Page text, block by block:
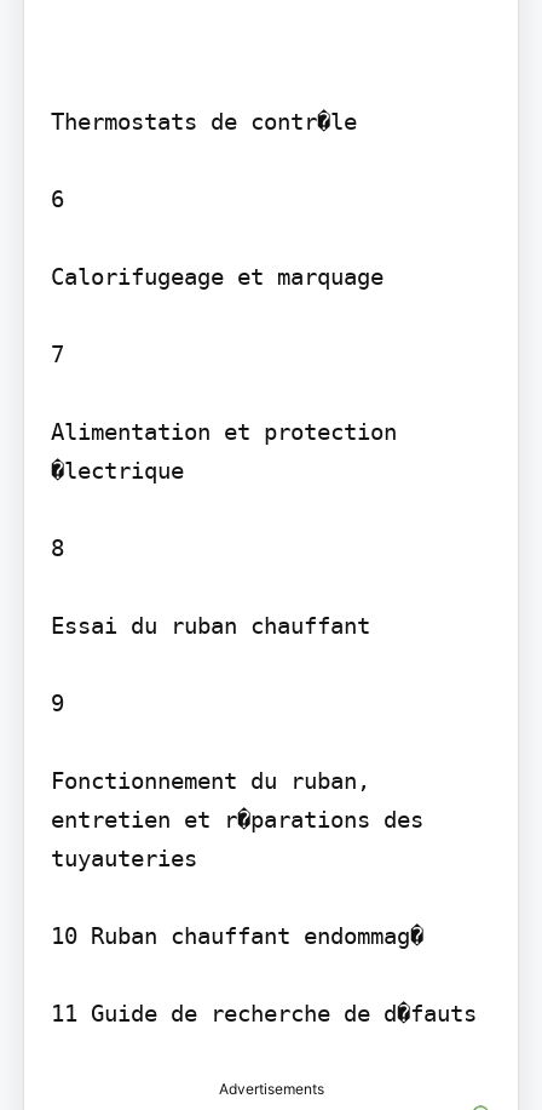
Thermostats de contr�le
6
Calorifugeage et marquage
7
Alimentation et protection
�lectrique
8
Essai du ruban chauffant
9
Fonctionnement du ruban,
entretien et r�parations des
tuyauteries
10 Ruban chauffant endommag�
11 Guide de recherche de d�fauts
Advertisements